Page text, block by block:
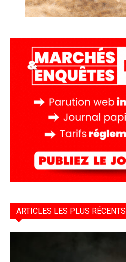
ARTICLES LES PLUS RÉCENTS